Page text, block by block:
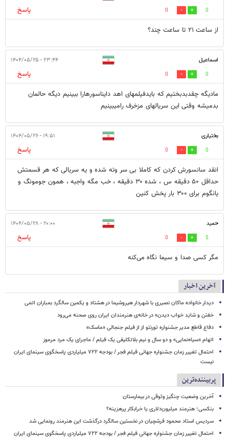
0
0
پاسخ
از ساعت ۲۱ تا ساعت چند؟
اسماعیل ۲۳:۴۴ - ۱۴۰۴/۰۵/۲۵
0
0
پاسخ
مادیگه چقدبدبختیم که بایدفیلمهای اهد دایناسورهارا ببینیم دیگه حالمان
بدمیشه وقتی این سریالهای مزخرف رامیبینیم
بختیاری ۱۹:۵۱ - ۱۴۰۴/۰۵/۲۶
0
0
پاسخ
انقد سانسورش کردن که کاملا بی سر وته شده و یه سریالی که هر قسمتش
حداقل ۵۰ دقیقه س ، شده ۳۰ دقیقه ، خب مگه واجبه ، همون جومونگ و
یانگوم برای ۳۰۰ بار پخش کنین
حمید ۲۰:۰۰ - ۱۴۰۴/۰۵/۲۸
5
0
پاسخ
مگر کسی صدا و سیما نگاه می‌کنه
آخرین اخبار
دیدار خانواده ماکان نصیری با شهردار هیروشیما در هشتاد و یکمین سالگرد بمباران اتمی
خفتن و شاید خواب دیدن» در خانه‌ی هنرمندان ایران روی صحنه می‌رود
دفاع قاطع مدیر جشنواره تورنتو از از فیلم جنجالی «ماسک»
اتهام «سیاه‌نمایی» و دو سال و نیم بلاتکلیفی یک فیلم / ماجرای یک مرد مرموز
احتمال تغییر زمان جشنواره جهانی فیلم فجر / بودجه ۷۲۲ میلیاردی پاسخگوی سینمای ایران
نیست
پربیننده‌ترین
آخرین وضعیت چنگیز وثوقی در بیمارستان
بنکسی؛ هنرمند میلیون‌دلاری یا خرابکار پرهزینه؟
سردیس استاد محمود فرشچیان در نخستین سالگرد درگذشت این هنرمند رونمایی شد
احتمال تغییر زمان جشنواره جهانی فیلم فجر / بودجه ۷۲۲ میلیاردی پاسخگوی سینمای ایران